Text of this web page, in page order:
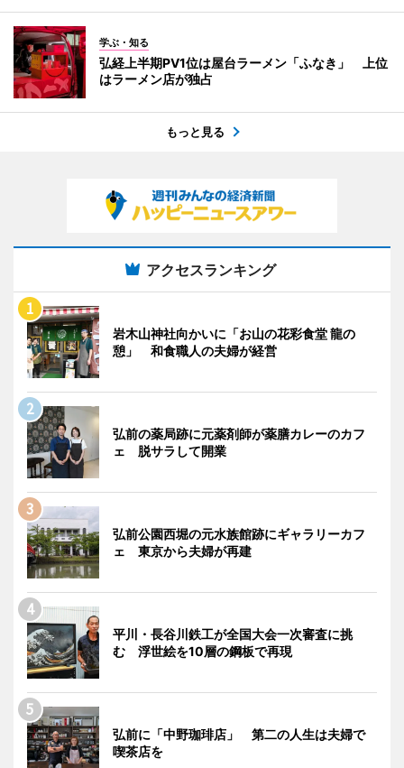
学ぶ・知る
弘経上半期PV1位は屋台ラーメン「ふなき」 上位
はラーメン店が独占
もっと見る
アクセスランキング
岩木山神社向かいに「お山の花彩食堂 龍の
憩」 和食職人の夫婦が経営
弘前の薬局跡に元薬剤師が薬膳カレーのカフ
ェ 脱サラして開業
弘前公園西堀の元水族館跡にギャラリーカフ
ェ 東京から夫婦が再建
平川・長谷川鉄工が全国大会一次審査に挑
む 浮世絵を10層の鋼板で再現
弘前に「中野珈琲店」 第二の人生は夫婦で
喫茶店を